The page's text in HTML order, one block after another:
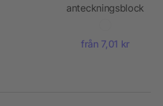
anteckningsblock
papper
från 7,01 kr